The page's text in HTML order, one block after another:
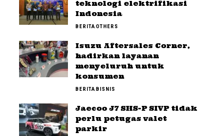
teknologi elektrifikasi
Indonesia
BERITAOTHERS
Isuzu Aftersales Corner,
hadirkan layanan
menyeluruh untuk
konsumen
BERITABISNIS
Jaecoo J7 SHS-P SIVP tidak
perlu petugas valet
parkir